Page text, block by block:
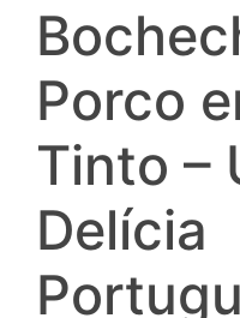
Porco
Tinto –
Delícia